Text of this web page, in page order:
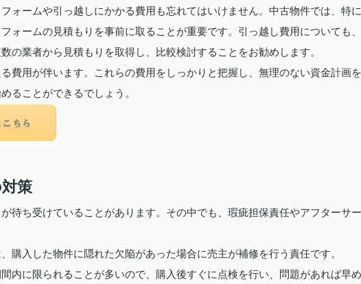
ォームや引っ越しにかかる費用も忘れてはいけません。中古物件では、特に
ォームの見積もりを事前に取ることが重要です。引っ越し費用についても、
の業者から見積もりを取得し、比較検討することをお勧めします。
費用が伴います。これらの費用をしっかりと把握し、無理のない資金計画を
ることができるでしょう。
策
待ち受けていることがあります。その中でも、瑕疵担保責任やアフターサー
購入した物件に隠れた欠陥があった場合に売主が補修を行う責任です。
内に限られることが多いので、購入後すぐに点検を行い、問題があれば早め